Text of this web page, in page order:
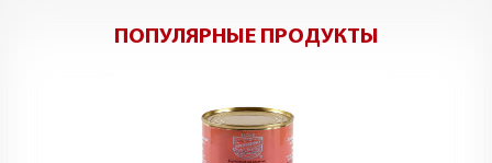
ПОПУЛЯРНЫЕ ПРОДУКТЫ